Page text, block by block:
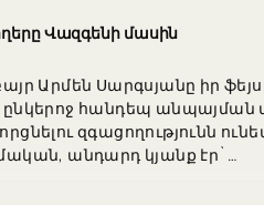
Վազգենի մասին
Արմեն Սարգսյանը իր
հանդեպ անպայման
զգացողությունն
անդարդ կյանք էր`…